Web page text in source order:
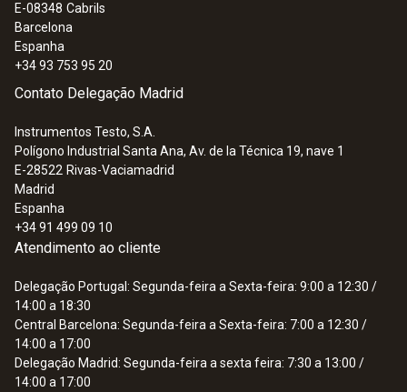
E-08348 Cabrils
Barcelona
Espanha
+34 93 753 95 20
Contato Delegação Madrid
Instrumentos Testo, S.A.
Polígono Industrial Santa Ana, Av. de la Técnica 19, nave 1
E-28522 Rivas-Vaciamadrid
Madrid
Espanha
+34 91 499 09 10
Atendimento ao cliente
Delegação Portugal: Segunda-feira a Sexta-feira: 9:00 a 12:30 /
14:00 a 18:30
Central Barcelona: Segunda-feira a Sexta-feira: 7:00 a 12:30 /
14:00 a 17:00
Delegação Madrid: Segunda-feira a sexta feira: 7:30 a 13:00 /
14:00 a 17:00